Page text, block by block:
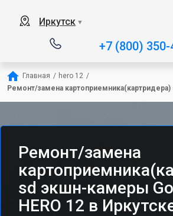
Иркутск ▼
+7 (800) 350-
Главная / hero 12 /
Ремонт/замена картоприемника(картридера)
Ремонт/замена
sd экшн-камеры
HERO 12 в